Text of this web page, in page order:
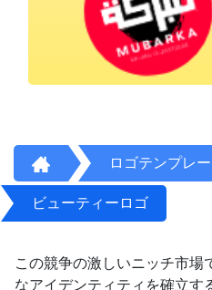
ロゴテンプレー
ビューティーロゴ
この競争の激しいニッチ市場
なアイデンティティを確立す